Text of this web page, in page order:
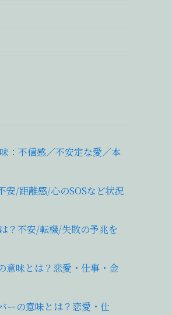
：不信感／不安定な愛／本
安/距離感/心のSOSなど状況
？不安/転機/失敗の予兆を
意味とは？恋愛・仕事・金
ーの意味とは？恋愛・仕